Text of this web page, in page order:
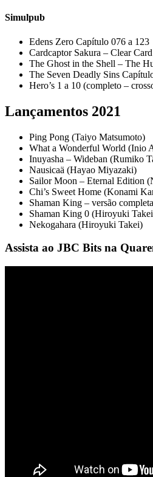
Simulpub
Edens Zero Capítulo 076 a 123
Cardcaptor Sakura – Clear
The Ghost in the Shell – The
The Seven Deadly Sins
Hero’s 1 a 10 (completo –
Lançamentos 2021
Ping Pong (Taiyo Matsumoto)
What a Wonderful World (Inio
Inuyasha – Wideban (Rumiko
Nausicaä (Hayao Miyazaki)
Sailor Moon – Eternal Edition
Chi’s Sweet Home (Konami
Shaman King – versão
Shaman King 0 (Hiroyuki
Nekogahara (Hiroyuki Takei)
Assista ao JBC Bits na